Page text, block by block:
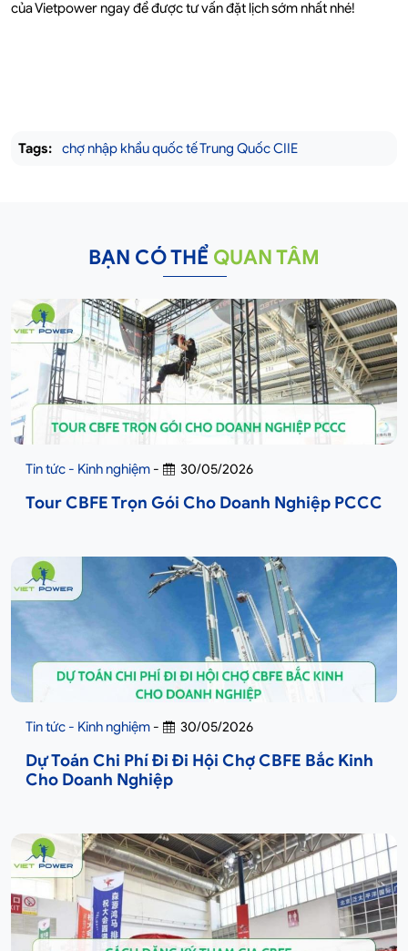
của Vietpower ngay để được tư vấn đặt lịch sớm nhất nhé!
Tags: chợ nhập khẩu quốc tế Trung Quốc CIIE
BẠN CÓ THỂ QUAN TÂM
Tin tức - Kinh nghiệm - 30/05/2026
Tour CBFE Trọn Gói Cho Doanh Nghiệp PCCC
Tin tức - Kinh nghiệm - 30/05/2026
Dự Toán Chi Phí Đi Đi Hội Chợ CBFE Bắc Kinh
Cho Doanh Nghiệp